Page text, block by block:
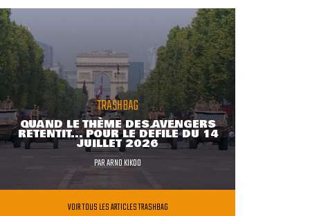
TRASHBAG
QUAND LE THÈME DES AVENGERS
RETENTIT... POUR LE DÉFILÉ DU 14
JUILLET 2026
PARARNO KIKOO
VOIR TOUS LES ARTICLES TRASHBAG